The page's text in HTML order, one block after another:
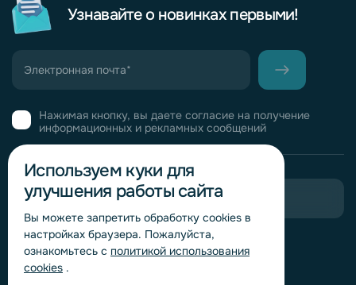
Узнавайте о новинках первыми!
Нажимая кнопку, вы даете согласие на получение
информационных и рекламных сообщений
Горячая линия комплаенс
Обработка персональных данных
Пригласить в тендер
Используем куки для
улучшения работы сайта
Вы можете запретить обработку сookies в
настройках браузера. Пожалуйста,
ознакомьтесь с политикой использования
cookies .